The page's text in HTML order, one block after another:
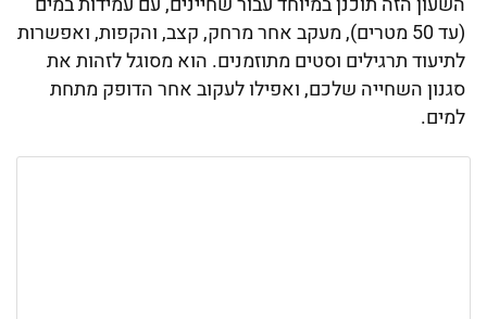
(עד 50 מטרים), מעקב אחר מרחק, קצב, והקפות, ואפשרות
לתיעוד תרגילים וסטים מתוזמנים. הוא מסוגל לזהות את
סגנון השחייה שלכם, ואפילו לעקוב אחר הדופק מתחת
למים.